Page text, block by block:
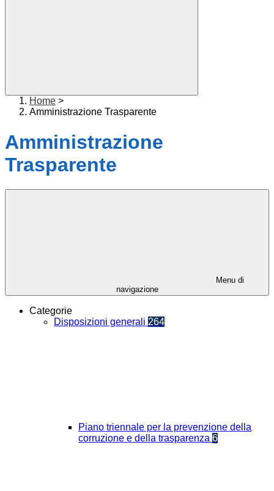
Home >
Amministrazione Trasparente
Amministrazione
Trasparente
Menu di
navigazione
Categorie
Disposizioni generali 264
Piano triennale per la prevenzione della
corruzione e della trasparenza 6